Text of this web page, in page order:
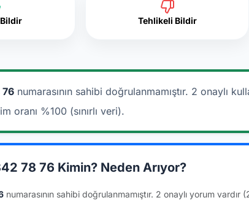
Tehlikeli Bildir
numarasının sahibi doğrulanmamıştır. 2 onaylı
oranı %100 (sınırlı veri).
78 76 Kimin? Neden Arıyor?
numarasının sahibi doğrulanmamıştır. 2 onaylı yorum vardır